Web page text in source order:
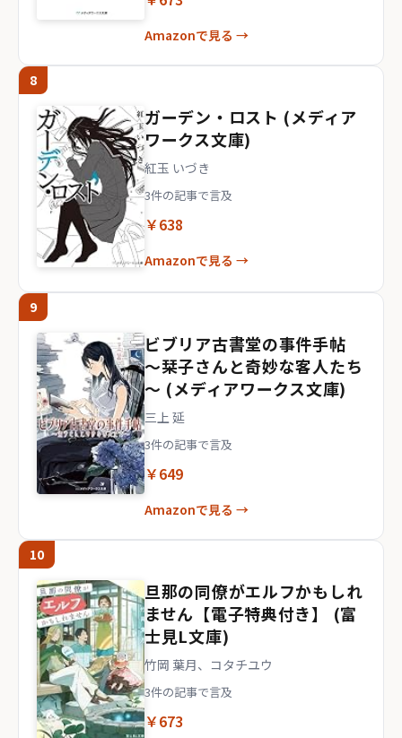
Amazonで見る →
8
ガーデン・ロスト (メディア
ワークス文庫)
紅玉 いづき
3件の記事で言及
￥638
Amazonで見る →
9
ビブリア古書堂の事件手帖
～栞子さんと奇妙な客人たち
～ (メディアワークス文庫)
三上 延
3件の記事で言及
￥649
Amazonで見る →
10
旦那の同僚がエルフかもしれ
ません【電子特典付き】 (富
士見L文庫)
竹岡 葉月、コタチユウ
3件の記事で言及
￥673